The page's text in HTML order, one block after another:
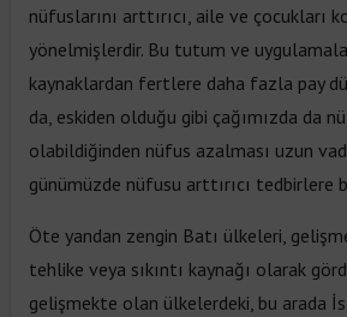
nüfuslarını arttırıcı, aile ve
yönelmişlerdir. Bu tutum ve
kaynaklardan fertlere daha fazla pay
da, eskiden olduğu gibi çağımızda da
olabildiğinden nüfus azalması uzun
günümüzde nüfusu arttırıcı tedbirlere
Öte yandan zengin Batı ülkeleri,
tehlike veya sıkıntı kaynağı olarak
gelişmekte olan ülkelerdeki, bu arada